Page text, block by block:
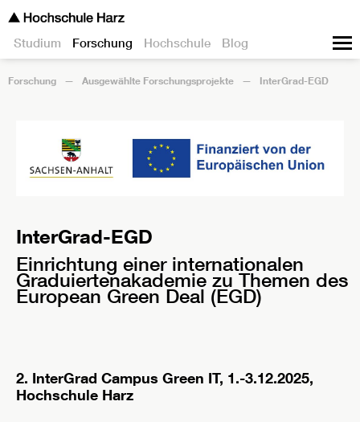
Studium Forschung Hochschule Blog
Forschung Ausgewählte Forschungsprojekte InterGrad-EGD
InterGrad-EGD
Einrichtung einer internationalen
Graduiertenakademie zu Themen des
European Green Deal (EGD)
2. InterGrad Campus Green IT, 1.-3.12.2025,
Hochschule Harz